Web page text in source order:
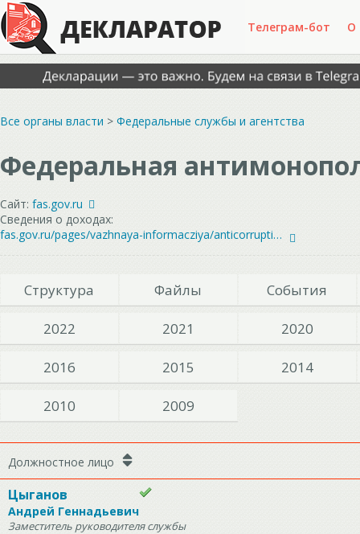
Телеграм-бот О
Все органы власти > Федеральные службы и агентства
Федеральная
Сайт: fas.gov.ru
Сведения о доходах:
fas.gov.ru/pages/vazhnaya-informacziya/anticorruption/salary/
Структура Файлы События
2022 2021 2020
2016 2015 2014
2010 2009
Должностное лицо
Цыганов
Андрей Геннадьевич
Заместитель руководителя службы